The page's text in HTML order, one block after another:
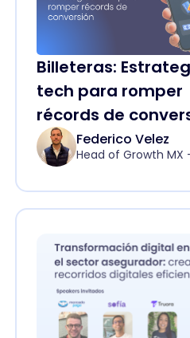
Billeteras:
tech para romper
récords de
Federico Velez
Head of Growth MX